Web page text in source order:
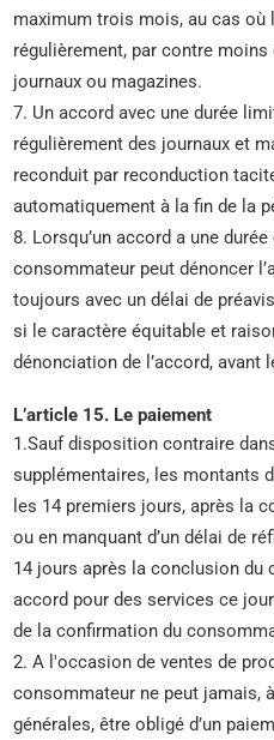
maximum trois mois, au cas où
régulièrement, par contre moins
journaux ou magazines.
7. Un accord avec une durée
régulièrement des journaux et
reconduit par reconduction
automatiquement à la fin de la
8. Lorsqu’un accord a une durée
consommateur peut dénoncer
toujours avec un délai de
si le caractère équitable et
dénonciation de l’accord, avant
L’article 15. Le paiement
1.Sauf disposition contraire
supplémentaires, les montants
les 14 premiers jours, après la
ou en manquant d’un délai de
14 jours après la conclusion du
accord pour des services ce
de la confirmation du
2. A l'occasion de ventes de
consommateur ne peut jamais,
générales, être obligé d’un